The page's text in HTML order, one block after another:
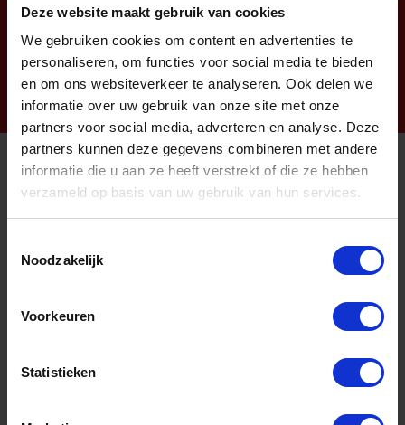
Deze website maakt gebruik van cookies
We gebruiken cookies om content en advertenties te
personaliseren, om functies voor social media te bieden
en om ons websiteverkeer te analyseren. Ook delen we
informatie over uw gebruik van onze site met onze
partners voor social media, adverteren en analyse. Deze
partners kunnen deze gegevens combineren met andere
informatie die u aan ze heeft verstrekt of die ze hebben
verzameld op basis van uw gebruik van hun services.
Noodzakelijk
Voorkeuren
Statistieken
Informatie
Sitemap
Algemene voorwaarden Ome Dick
Klachtenregeling Ome Dick